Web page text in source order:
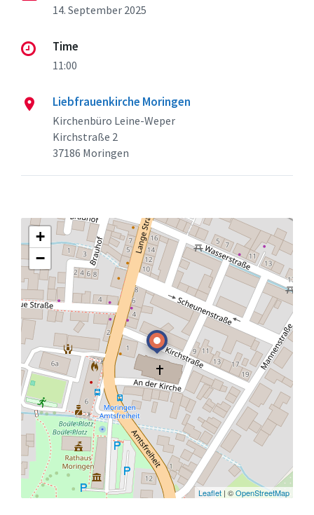
14. September 2025
Time
11:00
Liebfrauenkirche Moringen
Kirchenbüro Leine-Weper
Kirchstraße 2
37186 Moringen
+
−
Leaflet | ©OpenStreetMap